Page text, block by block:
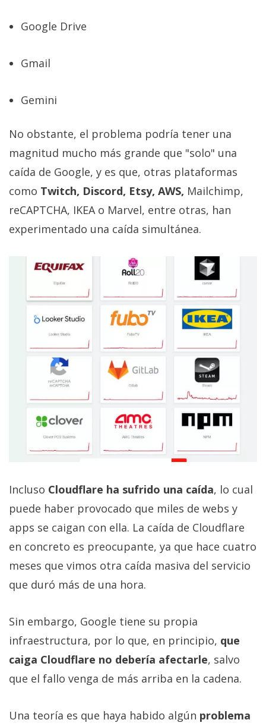
digital donde
noticias sobre
tecnología,
ordenadores,
apps,
informática,
comparativas,
trucos y
tutoriales.
Informático
2026.
derechos
Google Drive
Gmail
Gemini
No obstante, el problema podría tener una
magnitud mucho más grande que "solo" una
caída de Google, y es que, otras plataformas
como Twitch, Discord, Etsy, AWS, Mailchimp,
reCAPTCHA, IKEA o Marvel, entre otras, han
experimentado una caída simultánea.
Incluso Cloudflare ha sufrido una caída, lo cual
puede haber provocado que miles de webs y
apps se caigan con ella. La caída de Cloudflare
en concreto es preocupante, ya que hace cuatro
meses que vimos otra caída masiva del servicio
que duró más de una hora.
Sin embargo, Google tiene su propia
infraestructura, por lo que, en principio, que
caiga Cloudflare no debería afectarle, salvo
que el fallo venga de más arriba en la cadena.
Una teoría es que haya habido algún problema